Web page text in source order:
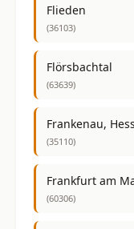
Flieden
(36103)
Flörsbachtal
(63639)
Frankenau,
(35110)
Frankfurt am
(60306)